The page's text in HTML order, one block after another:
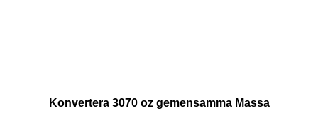
Konvertera 3070 oz gemensamma Massa